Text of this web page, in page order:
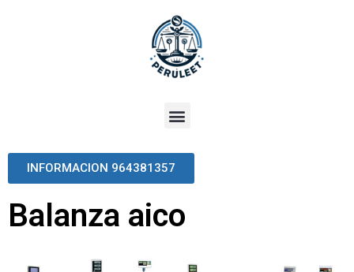
INFORMACION 964381357
Balanza aico